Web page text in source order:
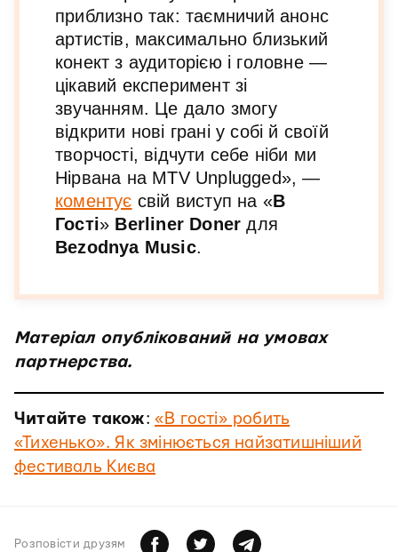
приблизно так: таємничий анонс
артистів, максимально близький
конект з аудиторією і головне —
цікавий експеримент зі
звучанням. Це дало змогу
відкрити нові грані у собі й своїй
творчості, відчути себе ніби ми
Нірвана на MTV Unplugged», —
коментує свій виступ на «В
Гості» Berliner Doner для
Bezodnya Music.
Матеріал опублікований на умовах
партнерства.
Читайте також:«В гості» робить
«Тихенько». Як змінюється найзатишніший
фестиваль Києва
Розповiсти друзям